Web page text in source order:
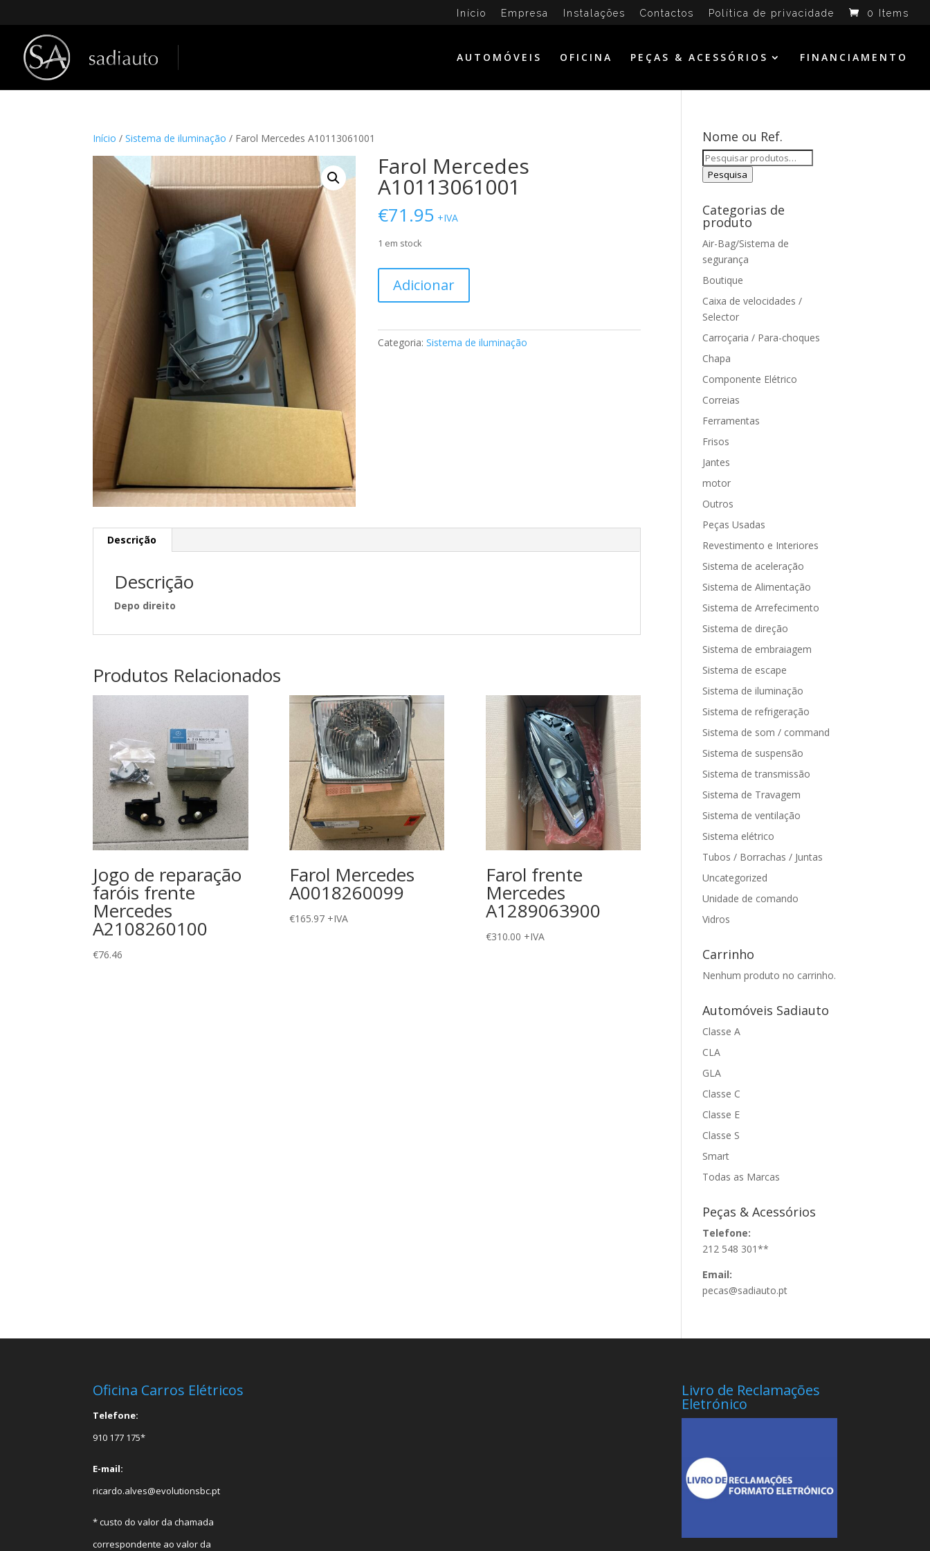
Início Empresa Instalações Contactos Política de privacidade 0 Items
AUTOMÓVEIS OFICINA PEÇAS & ACESSÓRIOS FINANCIAMENTO
Início /Sistema de iluminação / Farol Mercedes A10113061001
Farol Mercedes
A10113061001
€71.95 +IVA
1 em stock
Farol
A10113061001
Adicionar
Categoria:Sistema de iluminação
Descrição
Descrição
Depo direito
Produtos Relacionados
Jogo de reparação
faróis frente
Mercedes
A2108260100
€76.46
Farol Mercedes
A0018260099
€165.97 +IVA
Farol frente
Mercedes
A1289063900
€310.00 +IVA
Nome ou Ref.
Pesquisar
por:
Pesquisa
Categorias de
produto
Air-Bag/Sistema de
segurança
Boutique
Caixa de velocidades /
Selector
Carroçaria / Para-choques
Chapa
Componente Elétrico
Correias
Ferramentas
Frisos
Jantes
motor
Outros
Peças Usadas
Revestimento e Interiores
Sistema de aceleração
Sistema de Alimentação
Sistema de Arrefecimento
Sistema de direção
Sistema de embraiagem
Sistema de escape
Sistema de iluminação
Sistema de refrigeração
Sistema de som / command
Sistema de suspensão
Sistema de transmissão
Sistema de Travagem
Sistema de ventilação
Sistema elétrico
Tubos / Borrachas / Juntas
Uncategorized
Unidade de comando
Vidros
Carrinho
Nenhum produto no carrinho.
Automóveis Sadiauto
Classe A
CLA
GLA
Classe C
Classe E
Classe S
Smart
Todas as Marcas
Peças & Acessórios
Telefone:
212 548 301**
Email:
pecas@sadiauto.pt
Oficina Carros Elétricos
Telefone:
910 177 175*
E-mail:
ricardo.alves@evolutionsbc.pt
* custo do valor da chamada
correspondente ao valor da
Livro de Reclamações
Eletrónico